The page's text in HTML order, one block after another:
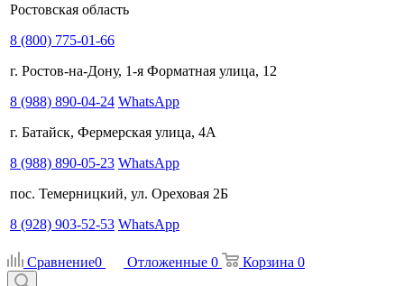
Ростовская область
8 (800) 775-01-66
г. Ростов-на-Дону, 1-я Форматная улица, 12
8 (988) 890-04-24 WhatsApp
г. Батайск, Фермерская улица, 4А
8 (988) 890-05-23 WhatsApp
пос. Темерницкий, ул. Ореховая 2Б
8 (928) 903-52-53 WhatsApp
Сравнение0 Отложенные 0 Корзина 0